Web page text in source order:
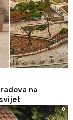
na
0